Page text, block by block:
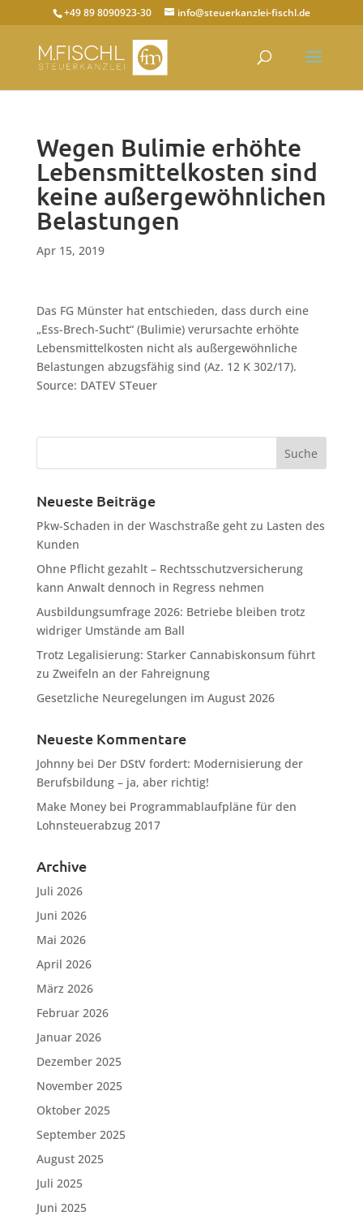
+49 89 8090923-30 info@steuerkanzlei-fischl.de
Wegen Bulimie erhöhte
Lebensmittelkosten sind
keine außergewöhnlichen
Belastungen
Apr 15, 2019
Das FG Münster hat entschieden, dass durch eine
„Ess-Brech-Sucht“ (Bulimie) verursachte erhöhte
Lebensmittelkosten nicht als außergewöhnliche
Belastungen abzugsfähig sind (Az. 12 K 302/17).
Source: DATEV STeuer
Neueste Beiträge
Pkw-Schaden in der Waschstraße geht zu Lasten des
Kunden
Ohne Pflicht gezahlt – Rechtsschutzversicherung
kann Anwalt dennoch in Regress nehmen
Ausbildungsumfrage 2026: Betriebe bleiben trotz
widriger Umstände am Ball
Trotz Legalisierung: Starker Cannabiskonsum führt
zu Zweifeln an der Fahreignung
Gesetzliche Neuregelungen im August 2026
Neueste Kommentare
Johnnybei Der DStV fordert: Modernisierung der
Berufsbildung – ja, aber richtig!
Make Moneybei Programmablaufpläne für den
Lohnsteuerabzug 2017
Archive
Juli 2026
Juni 2026
Mai 2026
April 2026
März 2026
Februar 2026
Januar 2026
Dezember 2025
November 2025
Oktober 2025
September 2025
August 2025
Juli 2025
Juni 2025